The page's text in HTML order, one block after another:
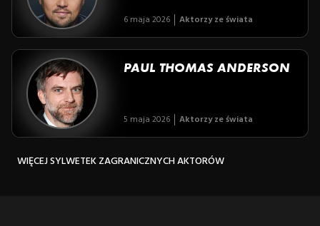
6 maja 2026 Aktorzy ze świata
PAUL THOMAS ANDERSON
5 maja 2026 Aktorzy ze świata
WIĘCEJ SYLWETEK ZAGRANICZNYCH AKTORÓW